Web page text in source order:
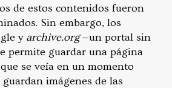
de estos contenidos fueron
Sin embargo, los
y archive.org—un portal sin
permite guardar una página
se veía en un momento
imágenes de las